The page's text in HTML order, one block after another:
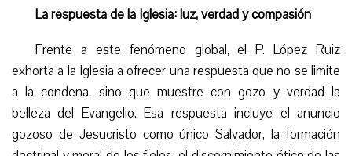
La respuesta de la Iglesia: luz, verdad y compasión
Frente a este fenómeno global, el P. López Ruiz
exhorta a la Iglesia a ofrecer una respuesta que no se limite
a la condena, sino que muestre con gozo y verdad la
belleza del Evangelio. Esa respuesta incluye el anuncio
gozoso de Jesucristo como único Salvador, la formación